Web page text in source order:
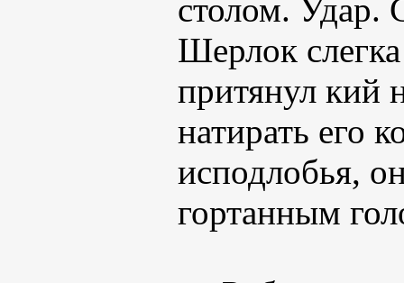
столом. Удар.
Шерлок
притянул кий
натирать его
исподлобья,
гортанным